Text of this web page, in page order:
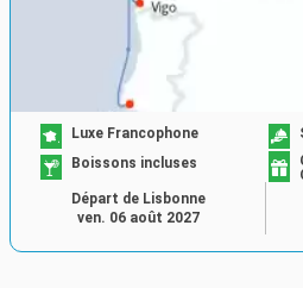
Luxe Francophone
Boissons incluses
Départ de Lisbonne
ven. 06 août 2027